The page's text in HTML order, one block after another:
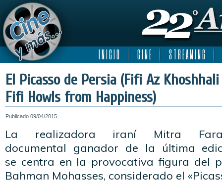
I N I C I O C I N E S T R E A M I N G
El Picasso de Persia (Fifi Az
Fifi Howls from Happiness)
Publicado 09/04/2015
La realizadora iraní Mitra
documental ganador de la última
se centra en la provocativa figura del
Bahman Mohasses, considerado el